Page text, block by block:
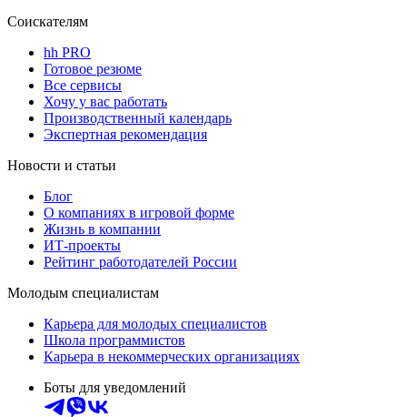
Соискателям
hh PRO
Готовое резюме
Все сервисы
Хочу у вас работать
Производственный календарь
Экспертная рекомендация
Новости и статьи
Блог
О компаниях в игровой форме
Жизнь в компании
ИТ-проекты
Рейтинг работодателей России
Молодым специалистам
Карьера для молодых специалистов
Школа программистов
Карьера в некоммерческих организациях
Боты для уведомлений